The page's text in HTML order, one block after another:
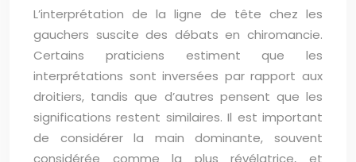
L’interprétation de la ligne de tête chez les
gauchers suscite des débats en chiromancie.
Certains praticiens estiment que les
interprétations sont inversées par rapport aux
droitiers, tandis que d’autres pensent que les
significations restent similaires. Il est important
de considérer la main dominante, souvent
considérée comme la plus révélatrice, et